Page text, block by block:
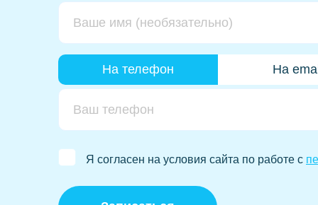
На телефон На
Я согласен на условия сайта по работе с